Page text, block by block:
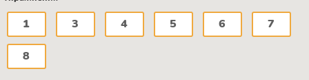
1 3 4 5 6 7
8